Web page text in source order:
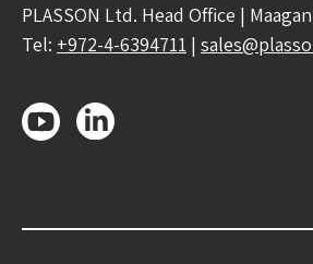
PLASSON Ltd. Head Office |
Tel: +972-4-6394711 |